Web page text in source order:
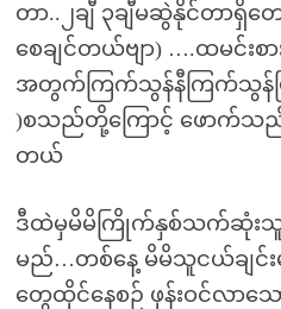
တာ..၂ချီ ၃ချီမဆွဲနိုင်တာ
စေချင်တယ်ဗျာ) ….ထမင်းစာ
အတွက်ကြက်သွန်နီကြက်သွန်ဖြူပုံ
)စသည်တို့ကြောင့် ဖောက်သည်အ
တယ်
ဒီထဲမှမိမိကြိုက်နှစ်သက်ဆုံးသူမျ
မည်…တစ်နေ့ မိမိသူငယ်ချင်
တွေထိုင်နေစဉ် ဖုန်းဝင်လာသ